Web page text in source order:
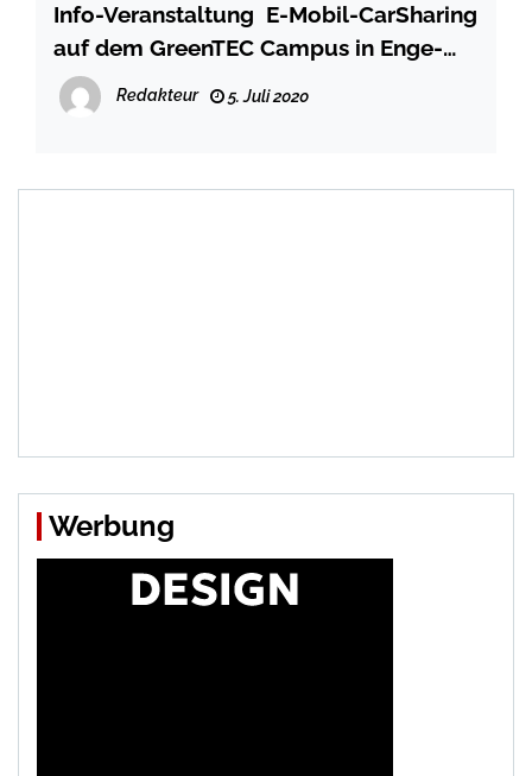
Info-Veranstaltung  E-Mobil-CarSharing
auf dem GreenTEC Campus in Enge-
Sande
Redakteur 5. Juli 2020
Werbung